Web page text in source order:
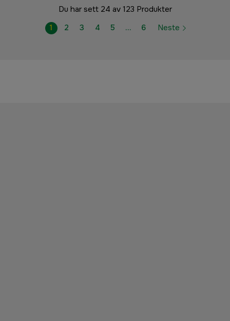
Du har sett 24 av 123 Produkter
1
2 3 4 5 … 6 Neste